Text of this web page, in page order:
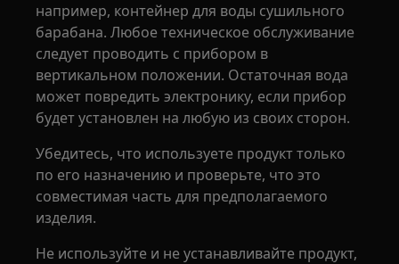
например, контейнер для воды сушильного
барабана. Любое техническое обслуживание
следует проводить с прибором в
вертикальном положении. Остаточная вода
может повредить электронику, если прибор
будет установлен на любую из своих сторон.
Убедитесь, что используете продукт только
по его назначению и проверьте, что это
совместимая часть для предполагаемого
изделия.
Не используйте и не устанавливайте продукт,